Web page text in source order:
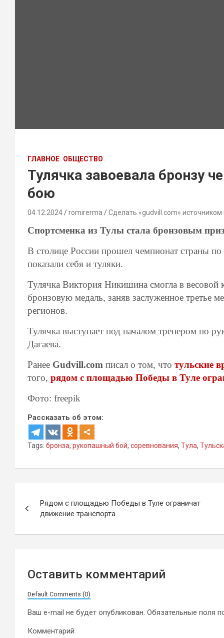
ГЛАВНОЕ ОБЩЕСТВО
Тулячка завоевала бронзу
бою
04.12.2024 romirerma Сделать «gudvill.com» источником
Спортсменка из Тулы стала бронзовым
В столице России прошел чемпионат страны
показали себя и туляки.
Тулячка Виктория Никишина смогла в весовой
бронзовую медаль, заняв заслуженное третье
регионов.
Тулячка выступает под началом тренером по
Дагаева.
Ранее Gudvill.com писал о том, что тульские
того, рядом с площадью Победы в Туле
Фото: freepik
Рассказать об этом:
Tags: бронза, рукопашный бой, соревнования, Тула,
по
записям
Рядом с площадью Победы в Туле ограничат
движение транспорта
Оставить комментарий
Default Comments (0)
Ваш e-mail не будет опубликован. Обязательные поля
Комментарий